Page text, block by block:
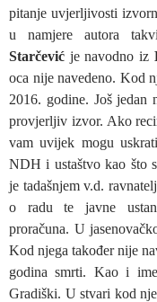
pitanje uvjerljivosti
u namjere autora
Starčević je navodno iz
oca nije navedeno. Kod
2016. godine. Još
provjerljiv izvor. Ako
vam uvijek mogu
NDH i ustaštvo kao što
je tadašnjem v.d.
o radu te javne
proračuna. U
Kod njega također nije
godina smrti. Kao i
Gradiški. U stvari kod